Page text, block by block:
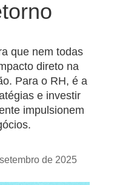
que nem todas
direto na
Para o RH, é a
e investir
impulsionem
de 2025